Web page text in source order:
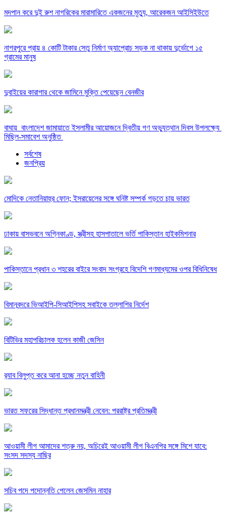
মদপান করে দুই রুশ নাগরিকের মারামারিতে একজনের মৃত্যু, আরেকজন আইসিইউতে
নাগরপুরে প্রায় ৪ কোটি টাকার সেতু নির্মাণ অ্যাপ্রোচ সড়ক না থাকায় দুর্ভোগে ১৫
গ্রামের মানুষ
দুবাইয়ের কারাগার থেকে জামিনে মুক্তি পেয়েছেন বেনজীর
বাঘায় বাংলাদেশ জামায়াতে ইসলামীর আয়োজনে দ্বিতীয় গণ অভ্যুত্থান দিবস উপলক্ষ্যে
মিছিল-সমাবেশ অনুষ্ঠিত
সর্বশেষ
জনপ্রিয়
মোদিকে নেতানিয়াহুর ফোন; ইসরায়েলের সঙ্গে ঘনিষ্ট সম্পর্ক গড়তে চায় ভারত
ঢাকায় বাসভবনে অগ্নিকাণ্ড, স্ত্রীসহ হাসপাতালে ভর্তি পাকিস্তান হাইকমিশনার
পাকিস্তানে প্রধান ৩ শহরের বাইরে সংবাদ সংগ্রহে বিদেশি গণমাধ্যমের ওপর বিধিনিষেধ
বিমানবন্দরে ভিআইপি-সিআইপিসহ সবাইকে তল্লাশির নির্দেশ
বিটিভির মহাপরিচালক হলেন কাজী জেসিন
র‍্যাব বিলুপ্ত করে আনা হচ্ছে নতুন বাহিনী
ভারত সফরের সিদ্ধান্ত প্রধানমন্ত্রী নেবেন: পররাষ্ট্র প্রতিমন্ত্রী
আওয়ামী লীগ আমাদের শত্রু নয়, অচিরেই আওয়ামী লীগ বিএনপির সঙ্গে মিশে যাবে:
সংসদ সদস্য নাছির
সচিব পদে পদোন্নতি পেলেন জেসমিন নাহার